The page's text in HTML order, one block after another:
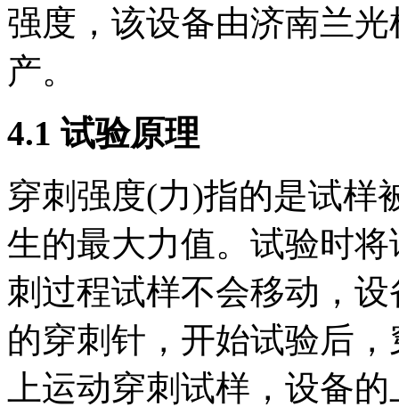
强度，该设备由济南兰
产。
4.1 试验原理
穿刺强度(力)指的是试样
生的最大力值。试验时
刺过程试样不会移动，
的穿刺针，开始试验后
上运动穿刺试样，设备